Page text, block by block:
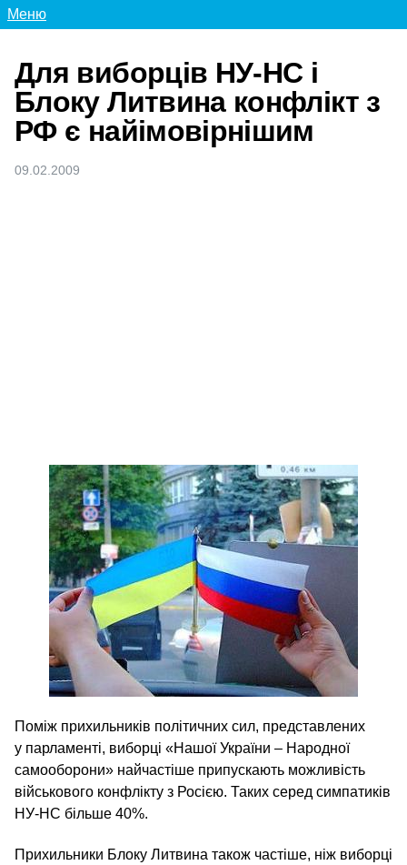
Меню
Для виборців НУ-НС і
Блоку Литвина конфлікт з
РФ є найімовірнішим
09.02.2009
Поміж прихильників політичних сил, представлених
у парламенті, виборці «Нашої України – Народної
самооборони» найчастіше припускають можливість
військового конфлікту з Росією. Таких серед симпатиків
НУ-НС більше 40%.
Прихильники Блоку Литвина також частіше, ніж виборці